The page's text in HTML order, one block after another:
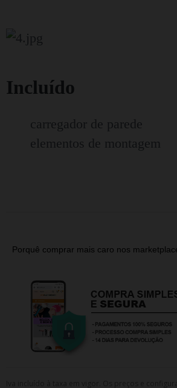
Incluído
carregador de parede
elementos de montagem
Porquê comprar mais caro nos